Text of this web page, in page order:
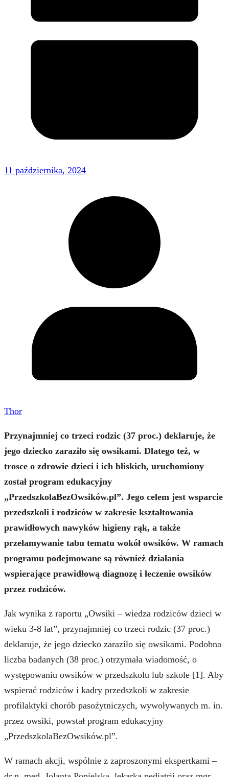
11 października, 2024
Thor
Przynajmniej co trzeci rodzic (37 proc.) deklaruje, że
jego dziecko zaraziło się owsikami. Dlatego też, w
trosce o zdrowie dzieci i ich bliskich, uruchomiony
został program edukacyjny
„PrzedszkolaBezOwsików.pl”. Jego celem jest wsparcie
przedszkoli i rodziców w zakresie kształtowania
prawidłowych nawyków higieny rąk, a także
przełamywanie tabu tematu wokół owsików. W ramach
programu podejmowane są również działania
wspierające prawidłową diagnozę i leczenie owsików
przez rodziców.
Jak wynika z raportu „Owsiki – wiedza rodziców dzieci w
wieku 3-8 lat”, przynajmniej co trzeci rodzic (37 proc.)
deklaruje, że jego dziecko zaraziło się owsikami. Podobna
liczba badanych (38 proc.) otrzymała wiadomość, o
występowaniu owsików w przedszkolu lub szkole [1]. Aby
wspierać rodziców i kadry przedszkoli w zakresie
profilaktyki chorób pasożytniczych, wywoływanych m. in.
przez owsiki, powstał program edukacyjny
„PrzedszkolaBezOwsików.pl”.
W ramach akcji, wspólnie z zaproszonymi ekspertkami –